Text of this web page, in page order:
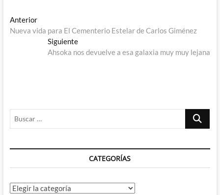
Navegación
de
entradas
AnteriorEntrada
anterior:
Nueva vida para El Cementerio Estelar de Carlos Giménez
SiguienteEntrada
siguiente:
Ahsoka nos devuelve a esa galaxia muy muy lejana
Buscar
CATEGORÍAS
Categorías